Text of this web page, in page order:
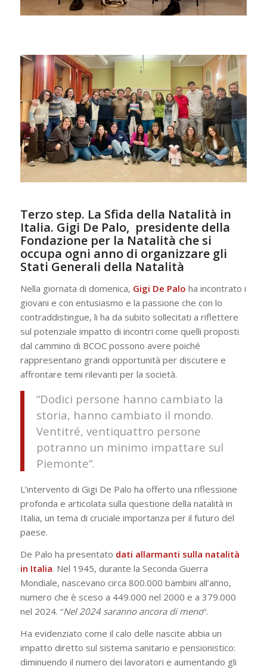
Terzo step. La Sfida della Natalità in
Italia. Gigi De Palo, presidente della
Fondazione per la Natalità che si
occupa ogni anno di organizzare gli
Stati Generali della Natalità
Nella giornata di domenica, Gigi De Palo ha incontrato i
giovani e con entusiasmo e la passione che con lo
contraddistingue, li ha da subito sollecitati a riflettere
sul potenziale impatto di incontri come quelli proposti
dal cammino di BCOC possono avere poiché
rappresentano grandi opportunità per discutere e
affrontare temi rilevanti per la società.
“Dodici persone hanno cambiato la
storia, hanno cambiato il mondo.
Ventitré, ventiquattro persone
potranno un minimo impattare sul
Piemonte“.
L’intervento di Gigi De Palo ha offerto una riflessione
profonda e articolata sulla questione della natalità in
Italia, un tema di cruciale importanza per il futuro del
paese.
De Palo ha presentato dati allarmanti sulla natalità
in Italia. Nel 1945, durante la Seconda Guerra
Mondiale, nascevano circa 800.000 bambini all’anno,
numero che è sceso a 449.000 nel 2000 e a 379.000
nel 2024. “Nel 2024 saranno ancora di meno“.
Ha evidenziato come il calo delle nascite abbia un
impatto diretto sul sistema sanitario e pensionistico:
diminuendo il numero dei lavoratori e aumentando gli